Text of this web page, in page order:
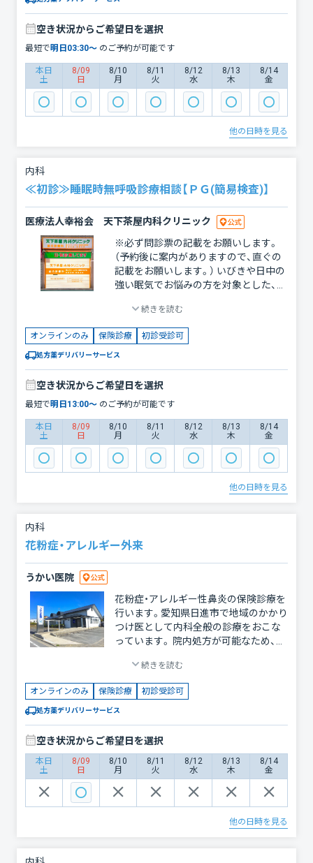
空き状況からご希望日を選択
最短で明日 03:30〜 のご予約が可能です
本日
土
8/09
日
8/10
月
8/11
火
8/12
水
8/13
木
8/14
金
他の日時を見る
内科
≪初診≫睡眠時無呼吸診療相談【ＰＧ(簡易検査)】
医療法人幸裕会 天下茶屋内科クリニック
※必ず問診票の記載をお願いします。
（予約後に案内がありますので、直ぐの
記載をお願いします。） いびきや日中の
強い眠気でお悩みの方を対象とした、睡
初診外来です。 「家族にいびきや睡眠中
の無呼吸を指摘された」「十分寝ている
はずなのに疲れが取れない」「会議や運
転中に強い眠気に襲われる」といった症
状がある方は、お気軽にご相談くださ
い。 医師による問診・診察の結果、睡眠
自宅で簡単にできる「簡易検査キット
（PG）」をご自宅宛に郵送いたします。病
院に足を運ぶことなく、いつもの環境で
検査を受けていただけます。 ※ご希望
の方はもちろん対面での診療も可能で
す。その場合も、どうぞお気軽にご相談
頂き、診療時間中にご来院下さい。 ※検
し、治療開始の初回（導入時）や、治療開
始から数ヶ月間（安定するまで）の間は
医師より説明がありますので、指示に従
って下さい。）
続きを読む
オンラインのみ 保険診療 初診受診可
処方薬デリバリーサービス
空き状況からご希望日を選択
最短で 明日13:00〜 のご予約が可能です
本日
土
8/09
日
8/10
月
8/11
火
8/12
水
8/13
木
8/14
金
他の日時を見る
内科
花粉症・アレルギー外来
うかい医院
花粉症・アレルギー性鼻炎の保険診療を
行います。愛知県日進市で地域のかかり
つけ医として内科全般の診療をおこな
っています。 院内処方が可能なため、薬
す。 大人から小児までお気軽にご相談
ください。
続きを読む
オンラインのみ 保険診療 初診受診可
処方薬デリバリーサービス
空き状況からご希望日を選択
本日
土
8/09
日
8/10
月
8/11
火
8/12
水
8/13
木
8/14
金
他の日時を見る